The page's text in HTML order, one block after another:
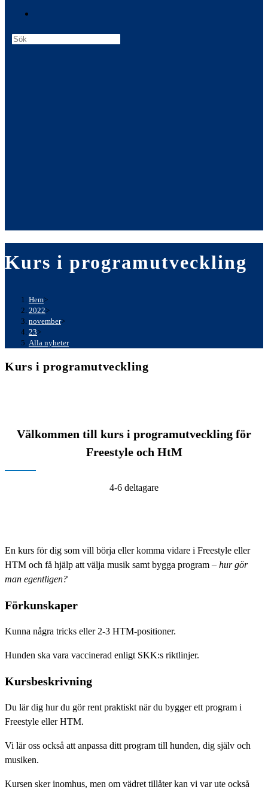
Kurs i programutveckling
Hem>
2022>
november>
23>
Alla nyheter
Kurs i programutveckling
Välkommen till kurs i programutveckling för
Freestyle och HtM
4-6 deltagare
En kurs för dig som vill börja eller komma vidare i Freestyle eller
HTM och få hjälp att välja musik samt bygga program – hur gör
man egentligen?
Förkunskaper
Kunna några tricks eller 2-3 HTM-positioner.
Hunden ska vara vaccinerad enligt SKK:s riktlinjer.
Kursbeskrivning
Du lär dig hur du gör rent praktiskt när du bygger ett program i
Freestyle eller HTM.
Vi lär oss också att anpassa ditt program till hunden, dig själv och
musiken.
Kursen sker inomhus, men om vädret tillåter kan vi var ute också